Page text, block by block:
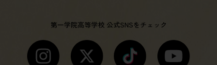
第一学院高等学校 公式SNSをチェック